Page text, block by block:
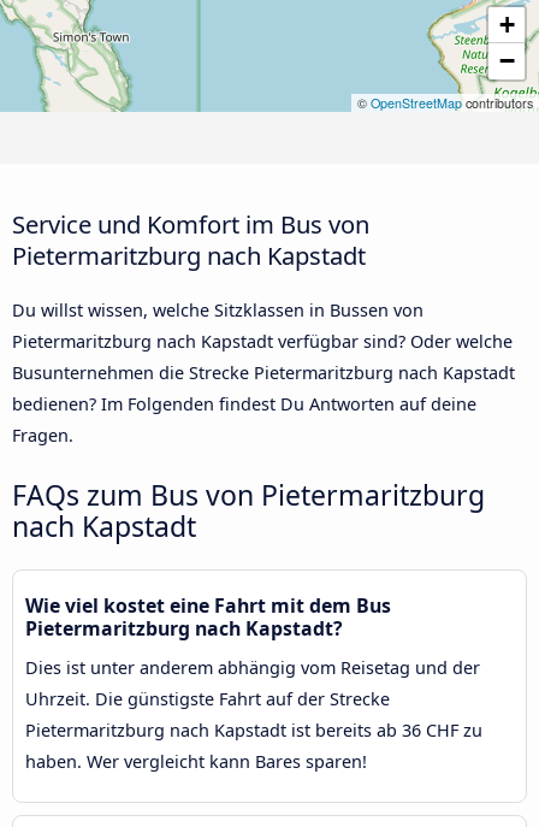
+
−
© OpenStreetMap contributors
Service und Komfort im Bus von
Pietermaritzburg nach Kapstadt
Du willst wissen, welche Sitzklassen in Bussen von
Pietermaritzburg nach Kapstadt verfügbar sind? Oder welche
Busunternehmen die Strecke Pietermaritzburg nach Kapstadt
bedienen? Im Folgenden findest Du Antworten auf deine
Fragen.
FAQs zum Bus von Pietermaritzburg
nach Kapstadt
Wie viel kostet eine Fahrt mit dem Bus
Pietermaritzburg nach Kapstadt?
Dies ist unter anderem abhängig vom Reisetag und der
Uhrzeit. Die günstigste Fahrt auf der Strecke
Pietermaritzburg nach Kapstadt ist bereits ab 36 CHF zu
haben. Wer vergleicht kann Bares sparen!